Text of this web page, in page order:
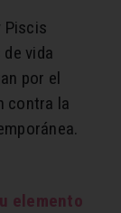
Piscis
vida
por el
contra la
elemento